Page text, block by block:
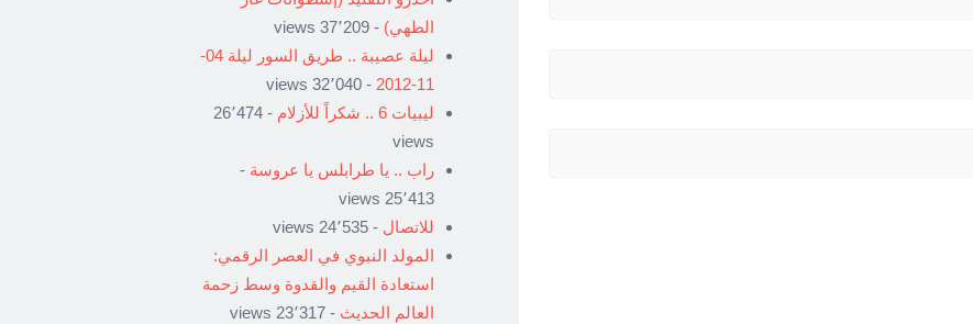
الطهي) - 37٬209 views
ليلة عصيبة .. طريق السور ليلة 04-
11-2012
- 32٬040 views
ليبيات 6 .. شكراً للأزلام
- 26٬474
views
راب .. يا طرابلس يا عروسة -
25٬413 views
للاتصال - 24٬535 views
المولد النبوي في العصر الرقمي:
استعادة القيم والقدوة وسط زحمة
العالم الحديث - 23٬317 views